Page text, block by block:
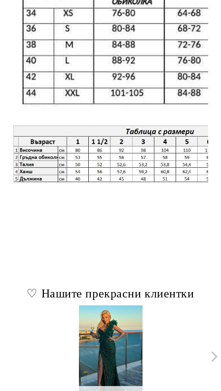
♡ Нашите прекрасни клиентки